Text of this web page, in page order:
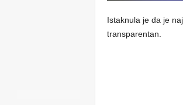
Istaknula je da je
transparentan.